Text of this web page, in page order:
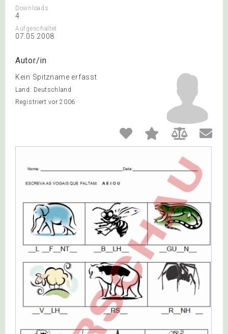
Downloads
4
Aufgeschaltet
07.05.2008
Autor/in
Kein Spitzname erfasst
Land: Deutschland
Registriert vor 2006